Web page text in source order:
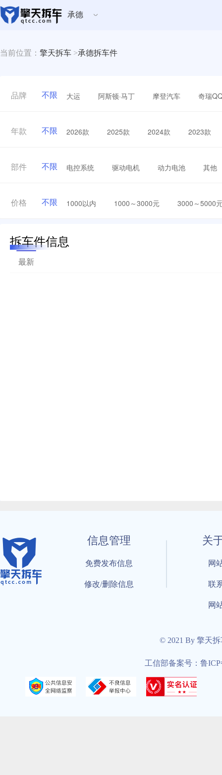
承德
当前位置： 擎天拆车 >承德拆车件
品牌 不限 大运 阿斯顿·马丁 摩登汽车 奇瑞
年款 不限 2026款 2025款 2024款 2023款
部件 不限 电控系统 驱动电机 动力电池 其他
价格 不限 1000以内 1000～3000元 3000～5000
拆车件信息
最新
信息管理
免费发布信息
修改/删除信息
关
网
联
网
© 2021 By 擎天
工信部备案号：鲁